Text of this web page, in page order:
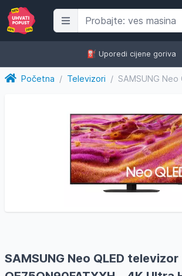
⛽️ Uporedi cijene goriva
Početna / Televizori /
SAMSUNG Neo QLED televizor